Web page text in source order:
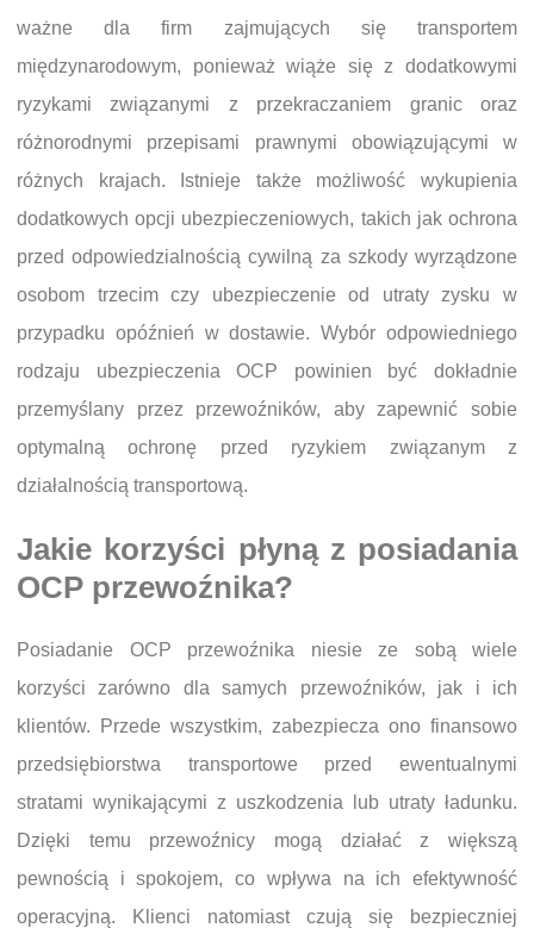
ważne dla firm zajmujących się transportem
międzynarodowym, ponieważ wiąże się z dodatkowymi
ryzykami związanymi z przekraczaniem granic oraz
różnorodnymi przepisami prawnymi obowiązującymi w
różnych krajach. Istnieje także możliwość wykupienia
dodatkowych opcji ubezpieczeniowych, takich jak ochrona
przed odpowiedzialnością cywilną za szkody wyrządzone
osobom trzecim czy ubezpieczenie od utraty zysku w
przypadku opóźnień w dostawie. Wybór odpowiedniego
rodzaju ubezpieczenia OCP powinien być dokładnie
przemyślany przez przewoźników, aby zapewnić sobie
optymalną ochronę przed ryzykiem związanym z
działalnością transportową.
Jakie korzyści płyną z posiadania
OCP przewoźnika?
Posiadanie OCP przewoźnika niesie ze sobą wiele
korzyści zarówno dla samych przewoźników, jak i ich
klientów. Przede wszystkim, zabezpiecza ono finansowo
przedsiębiorstwa transportowe przed ewentualnymi
stratami wynikającymi z uszkodzenia lub utraty ładunku.
Dzięki temu przewoźnicy mogą działać z większą
pewnością i spokojem, co wpływa na ich efektywność
operacyjną. Klienci natomiast czują się bezpieczniej